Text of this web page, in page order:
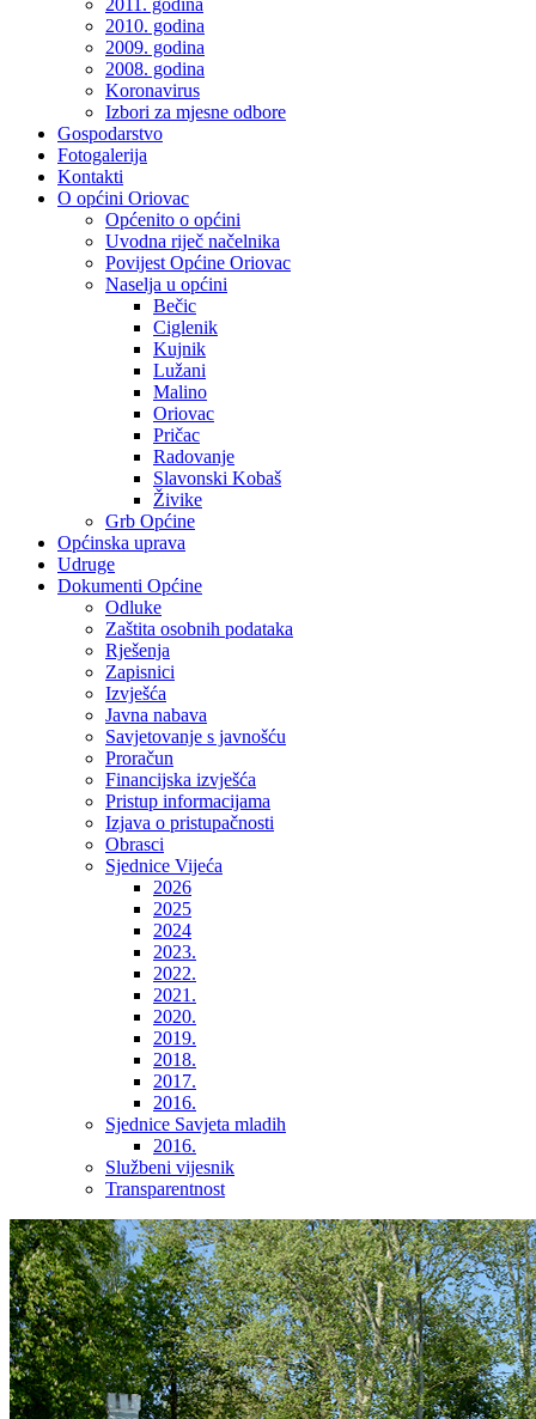
2011. godina
2010. godina
2009. godina
2008. godina
Koronavirus
Izbori za mjesne odbore
Gospodarstvo
Fotogalerija
Kontakti
O općini Oriovac
Općenito o općini
Uvodna riječ načelnika
Povijest Općine Oriovac
Naselja u općini
Bečic
Ciglenik
Kujnik
Lužani
Malino
Oriovac
Pričac
Radovanje
Slavonski Kobaš
Živike
Grb Općine
Općinska uprava
Udruge
Dokumenti Općine
Odluke
Zaštita osobnih podataka
Rješenja
Zapisnici
Izvješća
Javna nabava
Savjetovanje s javnošću
Proračun
Financijska izvješća
Pristup informacijama
Izjava o pristupačnosti
Obrasci
Sjednice Vijeća
2026
2025
2024
2023.
2022.
2021.
2020.
2019.
2018.
2017.
2016.
Sjednice Savjeta mladih
2016.
Službeni vijesnik
Transparentnost